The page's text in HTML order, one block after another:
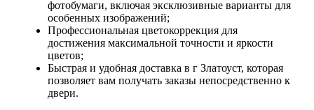
фотобумаги, включая эксклюзивные варианты для
особенных изображений;
Профессиональная цветокоррекция для
достижения максимальной точности и яркости
цветов;
Быстрая и удобная доставка в г Златоуст, которая
позволяет вам получать заказы непосредственно к
двери.